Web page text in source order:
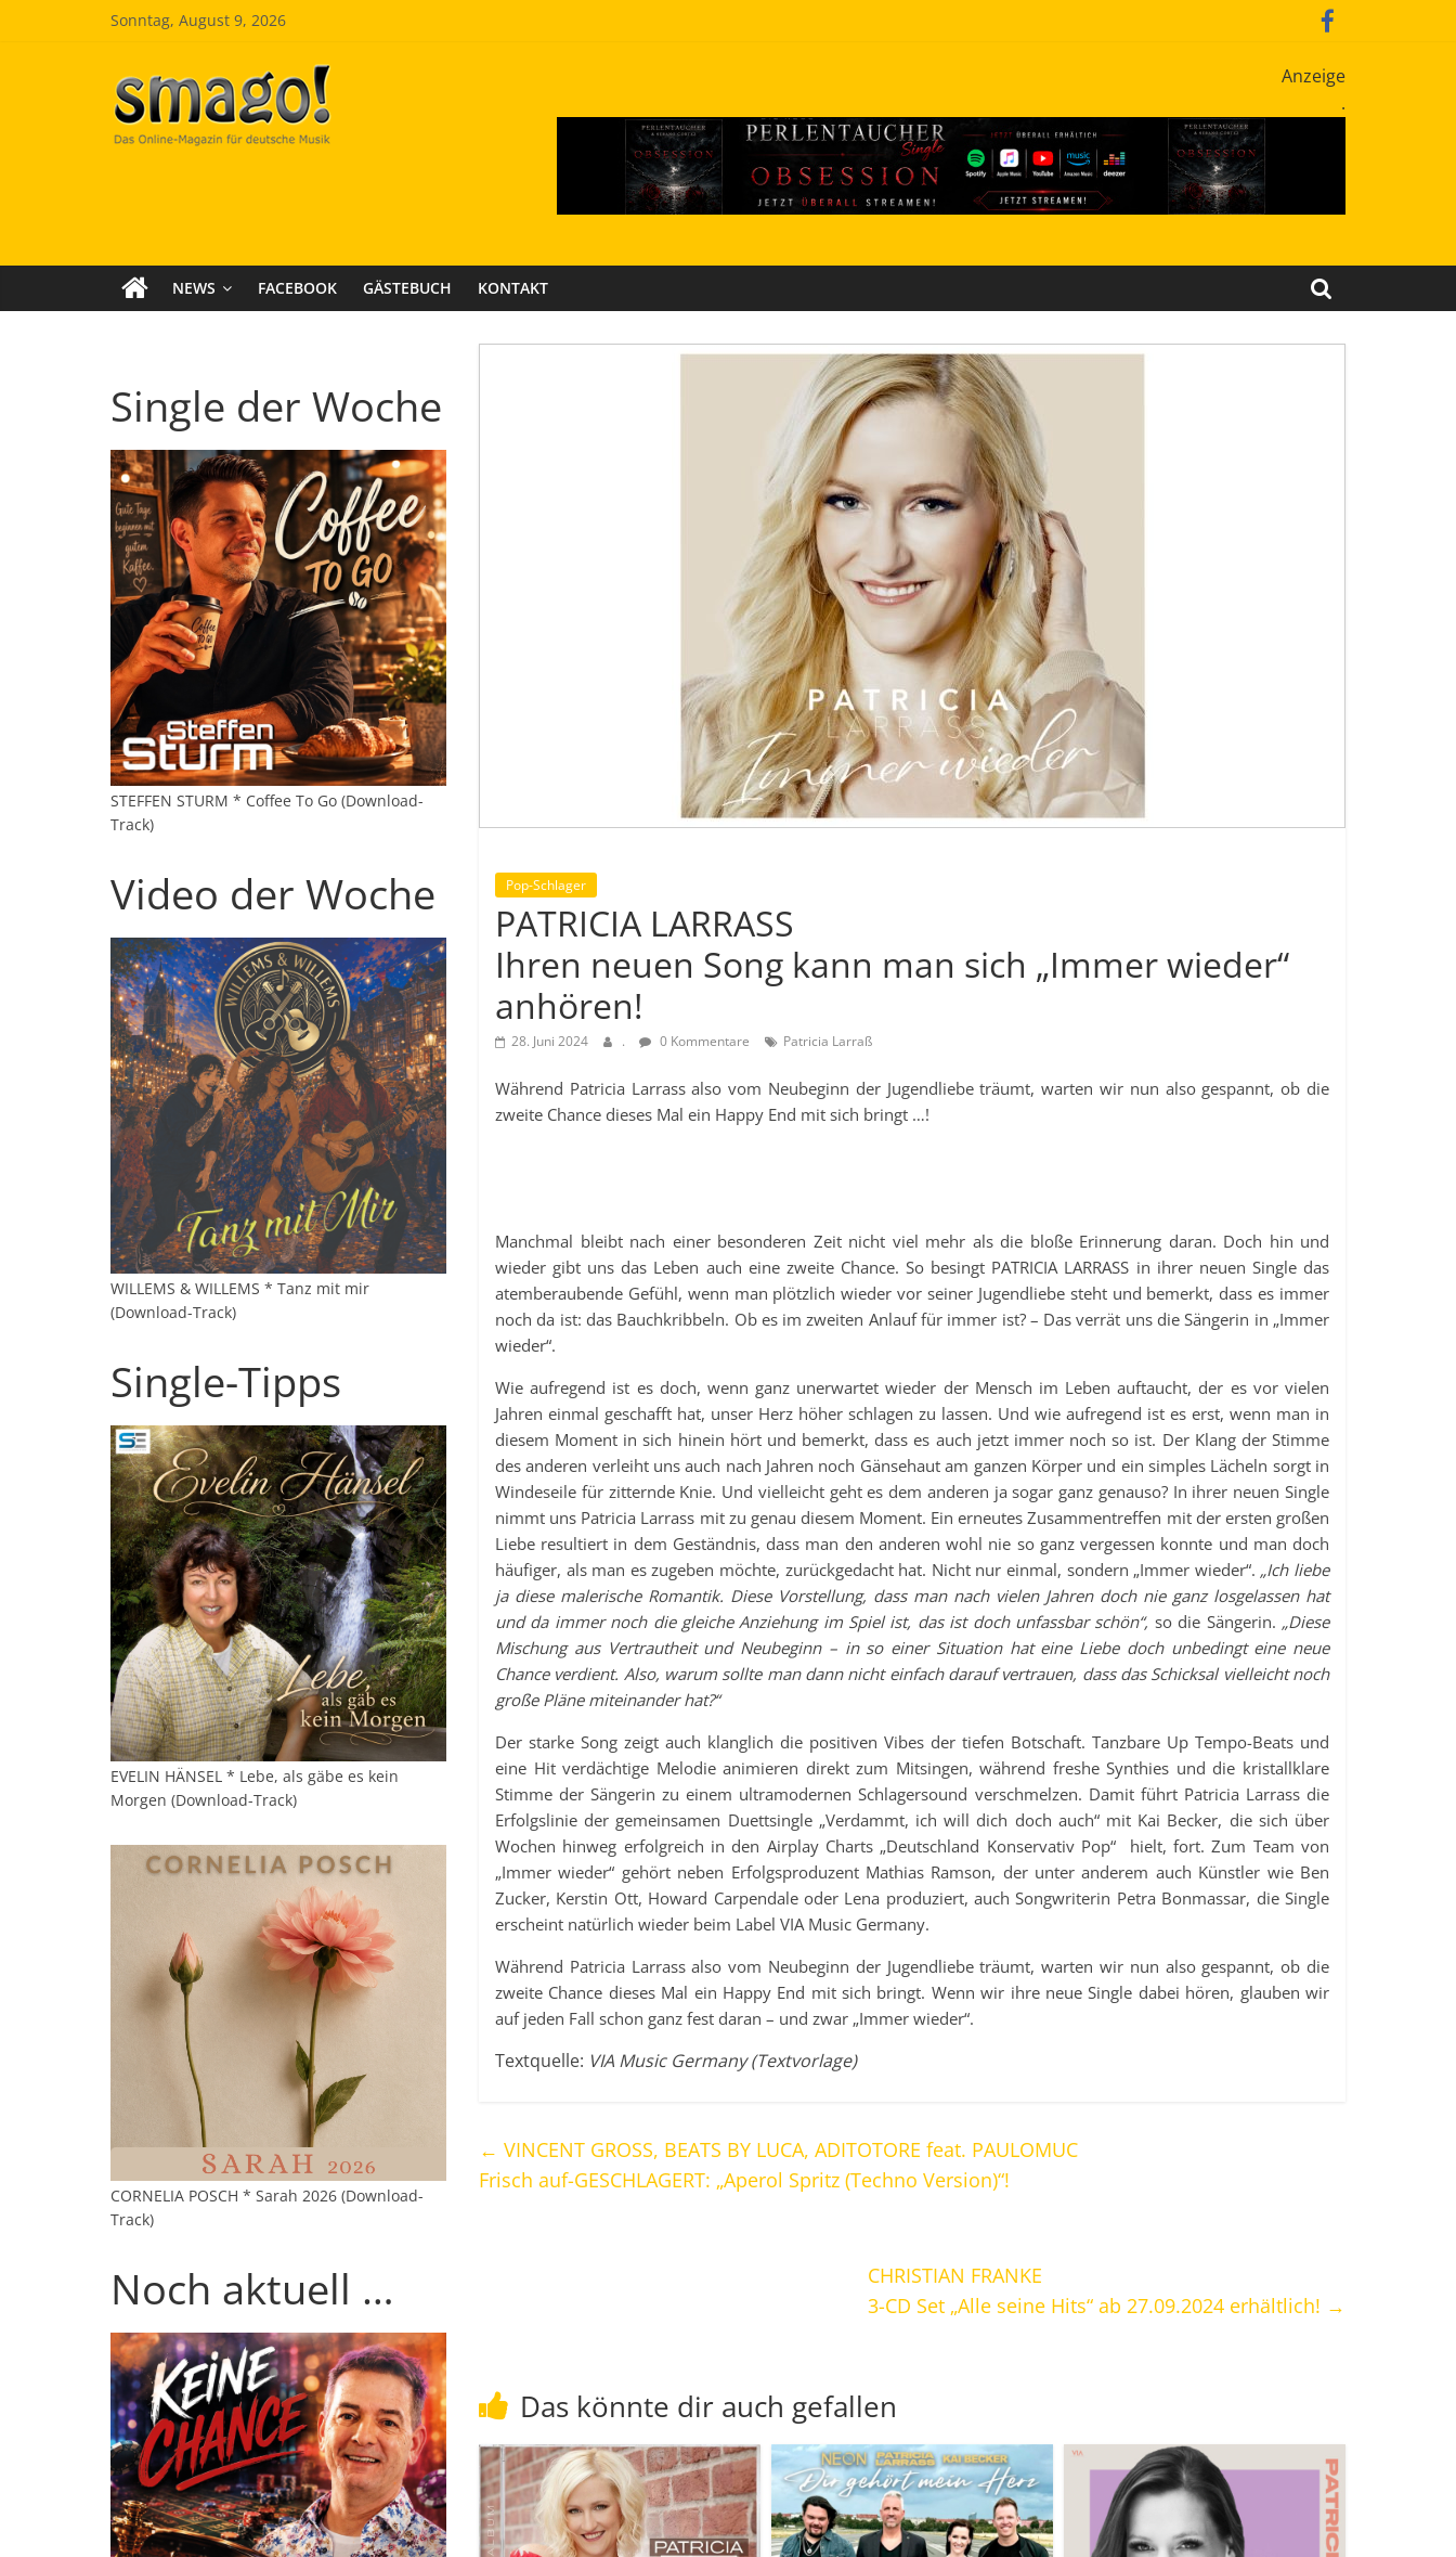
Sonntag, August 9, 2026
Smago
SchlagerMAGazinOnline
Anzeige
.
NEWS FACEBOOK GÄSTEBUCH KONTAKT
Pop-Schlager
PATRICIA LARRASS
Ihren neuen Song kann man sich „Immer wieder“
anhören!
28. Juni 2024 . 0 Kommentare Patricia Larraß
Während Patricia Larrass also vom Neubeginn der Jugendliebe träumt, warten wir nun also gespannt, ob die
zweite Chance dieses Mal ein Happy End mit sich bringt …!
Manchmal bleibt nach einer besonderen Zeit nicht viel mehr als die bloße Erinnerung daran. Doch hin und
wieder gibt uns das Leben auch eine zweite Chance. So besingt PATRICIA LARRASS in ihrer neuen Single das
atemberaubende Gefühl, wenn man plötzlich wieder vor seiner Jugendliebe steht und bemerkt, dass es immer
noch da ist: das Bauchkribbeln. Ob es im zweiten Anlauf für immer ist? – Das verrät uns die Sängerin in „Immer
wieder“.
Wie aufregend ist es doch, wenn ganz unerwartet wieder der Mensch im Leben auftaucht, der es vor vielen
Jahren einmal geschafft hat, unser Herz höher schlagen zu lassen. Und wie aufregend ist es erst, wenn man in
diesem Moment in sich hinein hört und bemerkt, dass es auch jetzt immer noch so ist. Der Klang der Stimme
des anderen verleiht uns auch nach Jahren noch Gänsehaut am ganzen Körper und ein simples Lächeln sorgt in
Windeseile für zitternde Knie. Und vielleicht geht es dem anderen ja sogar ganz genauso? In ihrer neuen Single
nimmt uns Patricia Larrass mit zu genau diesem Moment. Ein erneutes Zusammentreffen mit der ersten großen
Liebe resultiert in dem Geständnis, dass man den anderen wohl nie so ganz vergessen konnte und man doch
häufiger, als man es zugeben möchte, zurückgedacht hat. Nicht nur einmal, sondern „Immer wieder“. „Ich liebe
ja diese malerische Romantik. Diese Vorstellung, dass man nach vielen Jahren doch nie ganz losgelassen hat
und da immer noch die gleiche Anziehung im Spiel ist, das ist doch unfassbar schön“, so die Sängerin. „Diese
Mischung aus Vertrautheit und Neubeginn – in so einer Situation hat eine Liebe doch unbedingt eine neue
Chance verdient. Also, warum sollte man dann nicht einfach darauf vertrauen, dass das Schicksal vielleicht noch
große Pläne miteinander hat?“
Der starke Song zeigt auch klanglich die positiven Vibes der tiefen Botschaft. Tanzbare Up Tempo-Beats und
eine Hit verdächtige Melodie animieren direkt zum Mitsingen, während freshe Synthies und die kristallklare
Stimme der Sängerin zu einem ultramodernen Schlagersound verschmelzen. Damit führt Patricia Larrass die
Erfolgslinie der gemeinsamen Duettsingle „Verdammt, ich will dich doch auch“ mit Kai Becker, die sich über
Wochen hinweg erfolgreich in den Airplay Charts „Deutschland Konservativ Pop“ hielt, fort. Zum Team von
„Immer wieder“ gehört neben Erfolgsproduzent Mathias Ramson, der unter anderem auch Künstler wie Ben
Zucker, Kerstin Ott, Howard Carpendale oder Lena produziert, auch Songwriterin Petra Bonmassar, die Single
erscheint natürlich wieder beim Label VIA Music Germany.
Während Patricia Larrass also vom Neubeginn der Jugendliebe träumt, warten wir nun also gespannt, ob die
zweite Chance dieses Mal ein Happy End mit sich bringt. Wenn wir ihre neue Single dabei hören, glauben wir
auf jeden Fall schon ganz fest daran – und zwar „Immer wieder“.
Textquelle: VIA Music Germany (Textvorlage)
← VINCENT GROSS, BEATS BY LUCA, ADITOTORE feat. PAULOMUC
Frisch auf-GESCHLAGERT: „Aperol Spritz (Techno Version)“!
CHRISTIAN FRANKE
3-CD Set „Alle seine Hits“ ab 27.09.2024 erhältlich! →
Das könnte dir auch gefallen
Single der Woche
STEFFEN STURM * Coffee To Go (Download-
Track)
Video der Woche
WILLEMS & WILLEMS * Tanz mit mir
(Download-Track)
Single-Tipps
EVELIN HÄNSEL * Lebe, als gäbe es kein
Morgen (Download-Track)
CORNELIA POSCH * Sarah 2026 (Download-
Track)
Noch aktuell …